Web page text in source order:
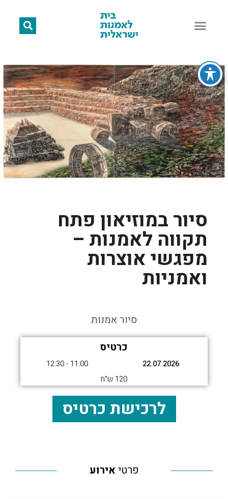
סיור במוזיאון פתח
תקווה לאמנות –
מפגשי אוצרות
ואמניות
סיור אמנות
כרטיס
22.07.2026
11:00 - 12:30
120 ש"ח
לרכישת כרטיס
פרטי אירוע